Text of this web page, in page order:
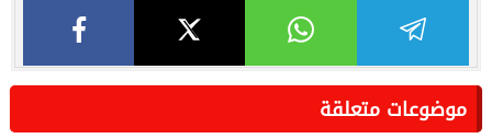
موضوعات متعلقة